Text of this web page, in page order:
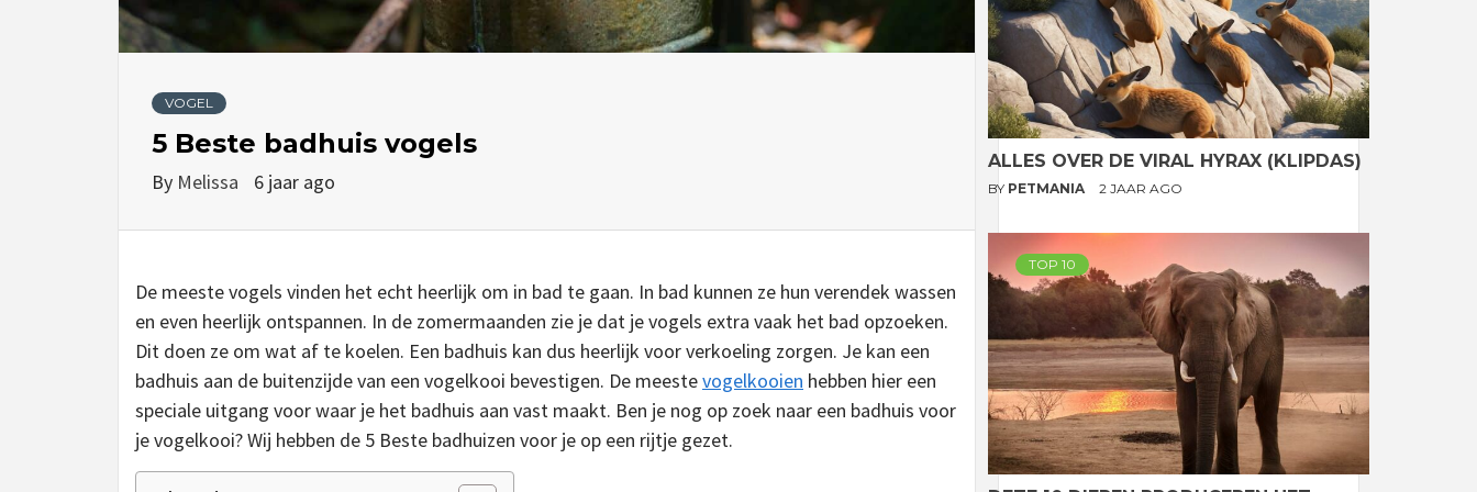
VOGEL
5 Beste badhuis vogels
By Melissa 6 jaar ago
De meeste vogels vinden het echt heerlijk om in bad te gaan. In bad kunnen ze hun verendek wassen
en even heerlijk ontspannen. In de zomermaanden zie je dat je vogels extra vaak het bad opzoeken.
Dit doen ze om wat af te koelen. Een badhuis kan dus heerlijk voor verkoeling zorgen. Je kan een
badhuis aan de buitenzijde van een vogelkooi bevestigen. De meestevogelkooien hebben hier een
speciale uitgang voor waar je het badhuis aan vast maakt. Ben je nog op zoek naar een badhuis voor
je vogelkooi? Wij hebben de 5 Beste badhuizen voor je op een rijtje gezet.
ALLES OVER DE VIRAL HYRAX (KLIPDAS)
BY PETMANIA 2 JAAR AGO
TOP 10